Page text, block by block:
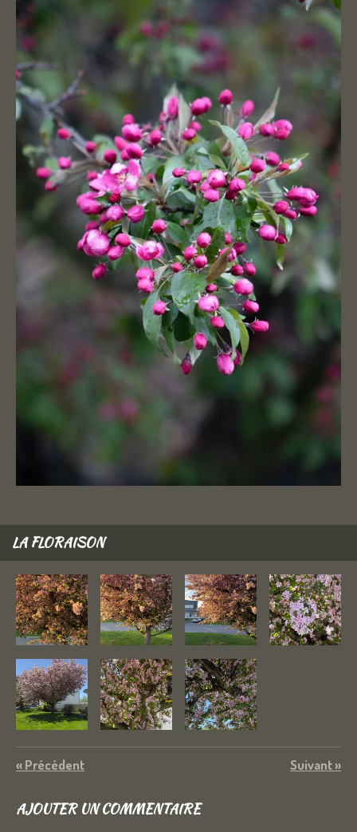
LA FLORAISON
«Précédent Suivant»
AJOUTER UN COMMENTAIRE